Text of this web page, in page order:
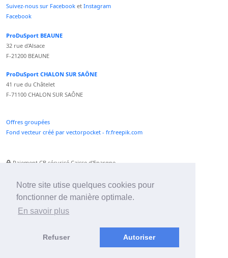
Notre site utise quelques cookies pour
fonctionner de manière optimale.
En savoir plus
Refuser Autoriser
Suivez-nous sur Facebook et Instagram
Facebook
ProDuSport BEAUNE
32 rue d'Alsace
F-21200 BEAUNE
ProDuSport CHALON SUR SAÔNE
41 rue du Châtelet
F-71100 CHALON SUR SAÔNE
Offres groupées
Fond vecteur créé par vectorpocket - fr.freepik.com
Paiement CB sécurisé Caisse d'Epargne
Paiement Paypal accepté